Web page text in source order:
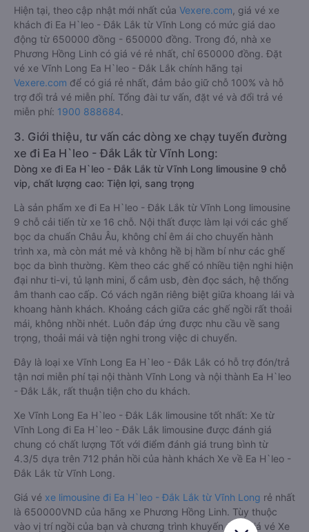
Hiện tại, theo cập nhật mới nhất của Vexere.com , giá vé xe
khách đi Ea H`leo - Đắk Lắk từ Vĩnh Long có mức giá dao
động từ 650000 đồng - 650000 đồng. Trong đó, nhà xe
Phương Hồng Linh có giá vé rẻ nhất, chỉ 650000 đồng. Đặt
vé xe Vĩnh Long Ea H`leo - Đắk Lắk chính hãng tại
Vexere.com để có giá rẻ nhất, đảm bảo giữ chỗ 100% và hỗ
trợ đổi trả vé miễn phí. Tổng đài tư vấn, đặt vé và đổi trả vé
miễn phí: 1900 888684.
3. Giới thiệu, tư vấn các dòng xe chạy tuyến đường
xe đi Ea H`leo - Đắk Lắk từ Vĩnh Long:
Dòng xe đi Ea H`leo - Đắk Lắk từ Vĩnh Long limousine 9 chỗ
vip, chất lượng cao: Tiện lợi, sang trọng
Là sản phẩm xe đi Ea H`leo - Đắk Lắk từ Vĩnh Long limousine
9 chỗ cải tiến từ xe 16 chỗ. Nội thất được làm lại với các ghế
bọc da chuẩn Châu Âu, không chỉ êm ái cho chuyến hành
trình xa, mà còn mát mẻ và không hề bị hầm bí như các ghế
bọc da bình thường. Kèm theo các ghế có nhiều tiện nghi hiện
đại như ti-vi, tủ lạnh mini, ổ cắm usb, đèn đọc sách, hệ thống
âm thanh cao cấp. Có vách ngăn riêng biệt giữa khoang lái và
khoang hành khách. Khoảng cách giữa các ghế ngồi rất thoải
mái, không nhồi nhét. Luôn đáp ứng được nhu cầu về sang
trọng, thoải mái và tiện nghi trong việc di chuyển.
Đây là loại xe Vĩnh Long Ea H`leo - Đắk Lắk có hỗ trợ đón/trả
tận nơi miễn phí tại nội thành Vĩnh Long và nội thành Ea H`leo
- Đắk Lắk, rất thuận tiện cho du khách.
Xe Vĩnh Long Ea H`leo - Đắk Lắk limousine tốt nhất: Xe từ
Vĩnh Long đi Ea H`leo - Đắk Lắk limousine được đánh giá
chung có chất lượng Tốt với điểm đánh giá trung bình từ
4.3/5 dựa trên 712 phản hồi của hành khách Xe về Ea H`leo -
Đắk Lắk từ Vĩnh Long.
Giá vé xe limousine đi Ea H`leo - Đắk Lắk từ Vĩnh Long rẻ nhất
là 650000VND của hãng xe Phương Hồng Linh. Tùy thuộc
vào vị trí ngồi của bạn và chương trình khuyến mãi, giá vé Xe